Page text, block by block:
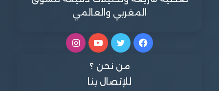
المغربي والعالمي
فيسبوكتويتر يوتيوبانستقرام
من نحن ؟
للإتصال بنا